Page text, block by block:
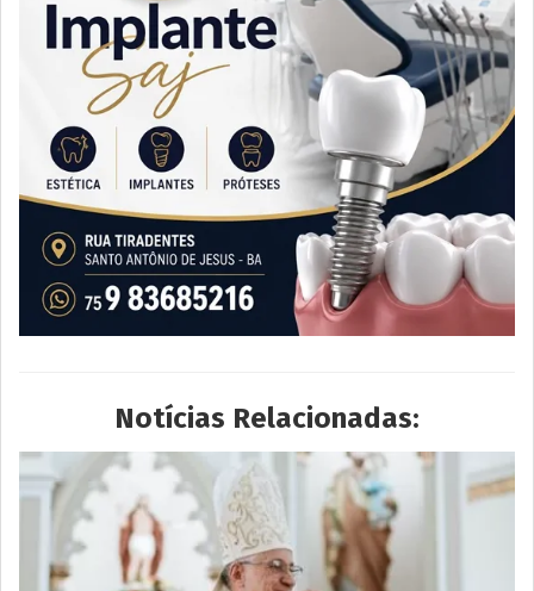
Notícias Relacionadas: